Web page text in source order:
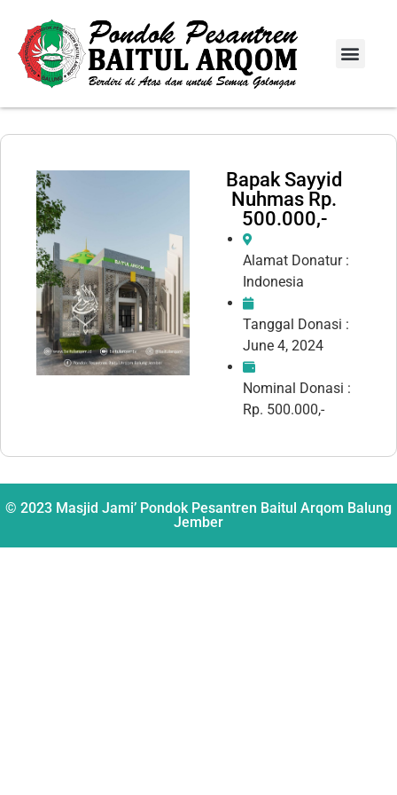
Bapak Sayyid
Nuhmas Rp.
500.000,-
Alamat Donatur :
Indonesia
Tanggal Donasi :
June 4, 2024
Nominal Donasi :
Rp. 500.000,-
© 2023 Masjid Jami’ Pondok Pesantren Baitul Arqom Balung
Jember